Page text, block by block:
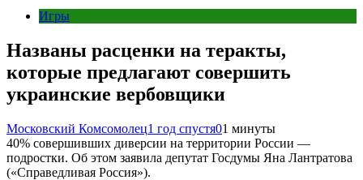
Игры
Названы расценки на теракты,
которые предлагают совершить
украинские вербовщики
Московский Комсомолец1 год спустя01 минуты
40% совершивших диверсии на территории России —
подростки. Об этом заявила депутат Госдумы Яна Лантратова
(«Справедливая Россия»).